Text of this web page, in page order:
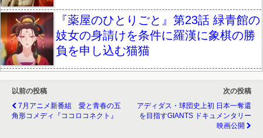
『薬屋のひとりごと』第23話 緑青館の
妓女の身請けを条件に羅漢に象棋の勝
負を申し込む猫猫
以前の投稿
7月アニメ新番組 愛と青春の五
角形コメディ『ココロコネクト』
次の投稿
アディダス・球団史上初 日本一奪還
を目指すGIANTS ドキュメンタリー
映画公開